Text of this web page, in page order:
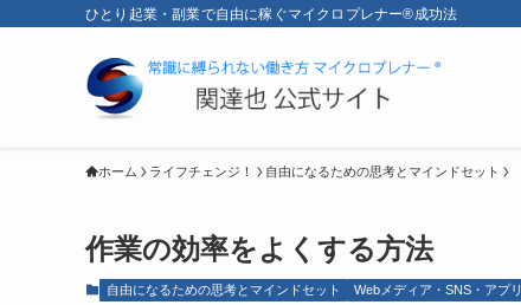
ひとり起業・副業で自由に稼ぐマイクロプレナー®成功法
ホーム ライフチェンジ！ 自由になるための思考とマインドセット
作業の効率をよくする方法
自由になるための思考とマインドセット Webメディア・SNS・アプリ